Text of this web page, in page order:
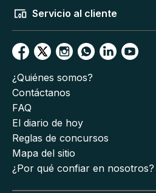
Servicio al cliente
¿Quiénes somos?
Contáctanos
FAQ
El diario de hoy
Reglas de concursos
Mapa del sitio
¿Por qué confiar en nosotros?